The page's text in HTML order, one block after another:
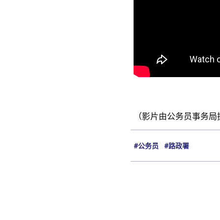
（影片由公务员事务
#公务员 #路政署